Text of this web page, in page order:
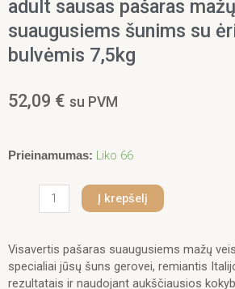
adult sausas pašaras
suaugusiems šunims su
bulvėmis 7,5kg
52,09 € su PVM
Prieinamumas: Liko 66
produkto
Monge
mini
adult
Į krepšelį
Visavertis pašaras suaugusiems mažų
specialiai jūsų šuns gerovei, remiantis
rezultatais ir naudojant aukščiausios